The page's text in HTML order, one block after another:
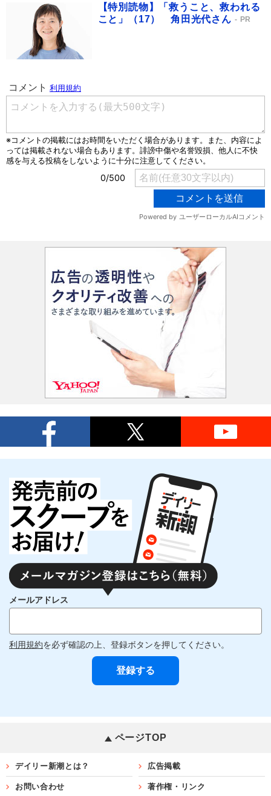
【特別読物】「救うこと、救われる
こと」（17） 角田光代さん
PR
メールアドレス
利用規約を必ず確認の上、登録ボタンを押してください。
ページTOP
デイリー新潮とは？ 広告掲載
お問い合わせ 著作権・リンク